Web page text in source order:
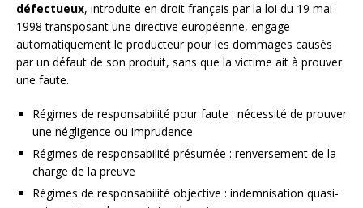
défectueux, introduite en droit français par la loi du 19 mai
1998 transposant une directive européenne, engage
automatiquement le producteur pour les dommages causés
par un défaut de son produit, sans que la victime ait à prouver
une faute.
Régimes de responsabilité pour faute : nécessité de prouver
une négligence ou imprudence
Régimes de responsabilité présumée : renversement de la
charge de la preuve
Régimes de responsabilité objective : indemnisation quasi-